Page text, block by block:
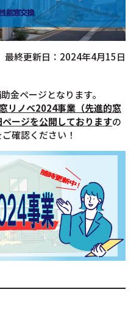
最終更新日：2024年4月15日
金ページとなります。
窓リノベ2024事業（先進的窓
ージを公開しておりますの
確認ください！